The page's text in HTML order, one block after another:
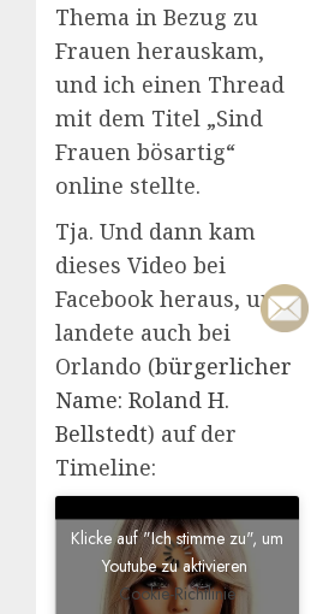
Thema in Bezug zu
Frauen herauskam,
und ich einen Thread
mit dem Titel „Sind
Frauen bösartig“
online stellte.
Tja. Und dann kam
dieses Video bei
Facebook heraus, und
landete auch bei
Orlando (bürgerlicher
Name: Roland H.
Bellstedt) auf der
Timeline:
Klicke auf "Ich stimme zu", um
Youtube zu aktivieren
Cookie-Richtlinie